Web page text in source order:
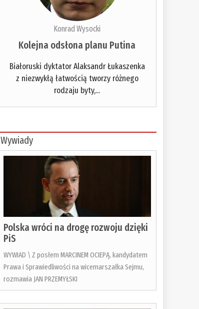
Konrad Wysocki
Kolejna odsłona planu Putina
Białoruski dyktator Alaksandr Łukaszenka
z niezwykłą łatwością tworzy różnego
rodzaju byty,...
Wywiady
Polska wróci na drogę rozwoju dzięki
PiS
WYWIAD \ Z posłem MARCINEM OCIEPĄ, kandydatem
Prawa i Sprawiedliwości na wicemarszałka Sejmu,
rozmawia JAN PRZEMYŁSKI